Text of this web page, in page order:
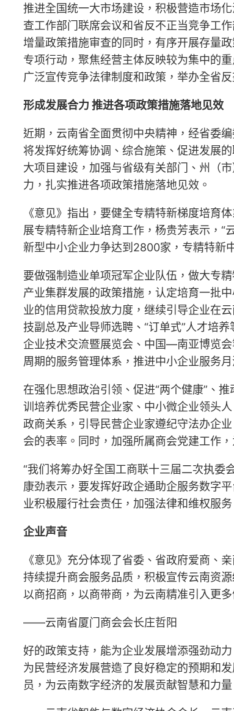
推进全国统一大市场建设，积极营造市场
查工作部门联席会议和省反不正当竞争工
增量政策措施审查的同时，有序开展存量
专项行动，聚焦经营主体反映较为集中的
广泛宣传竞争法律制度和政策，举办全省
形成发展合力 推进各项政策措施落地见效
近期，云南省全面贯彻中央精神，经省委
将发挥好统筹协调、综合施策、促进发展
大项目建设，加强与省级有关部门、州（
力，扎实推进各项政策措施落地见效。
《意见》指出，要健全专精特新梯度培
展专精特新企业培育工作，杨贵芳表示，
新型中小企业力争达到2800家，专精特新
要做强制造业单项冠军企业队伍，做大专
产业集群发展的政策措施，认定培育一批
业的信用贷款投放力度，继续引导企业在
技副总及产业导师选聘、“订单式”人才培
企业技术交流暨展览会、中国—南亚博览
周期的服务管理体系，推进中小企业服务
在强化思想政治引领、促进“两个健康”、
训培养优秀民营企业家、中小微企业领头
政商关系，引导民营企业家遵纪守法办企
会的表率。同时，加强所属商会党建工作
“我们将筹办好全国工商联十三届二次执委
康劲表示，要发挥好政企通助企服务数字
业积极履行社会责任，加强法律和维权服
企业声音
《意见》充分体现了省委、省政府爱商、
持续提升商会服务品质，积极宣传云南资
以商招商，以商带商，为云南精准引入更
——云南省厦门商会会长庄哲阳
好的政策支持，能为企业发展增添强劲动
为民营经济发展营造了良好稳定的预期和
员，为云南数字经济的发展贡献智慧和力量